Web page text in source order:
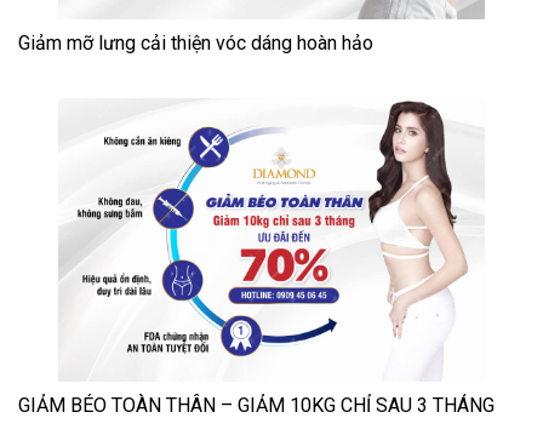
Giảm mỡ lưng cải thiện vóc dáng hoàn hảo
GIẢM BÉO TOÀN THÂN – GIẢM 10KG CHỈ SAU 3 THÁNG